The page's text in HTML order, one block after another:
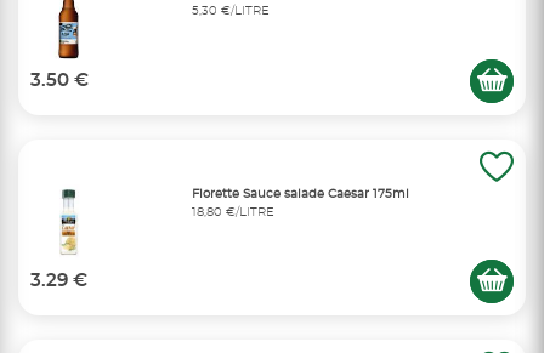
5,30 €/LITRE
3.50 €
Florette Sauce salade Caesar 175ml
18,80 €/LITRE
3.29 €